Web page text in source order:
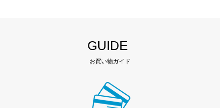
GUIDE
お買い物ガイド